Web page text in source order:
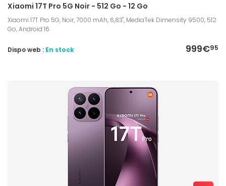
Xiaomi 17T Pro 5G Noir - 512 Go - 12 Go
Xiaomi 17T Pro 5G, Noir, 7000 mAh, 6,83", MediaTek Dimensity 9500, 512
Go, Android 16
999€95
Dispo web : En stock